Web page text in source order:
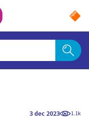
3 dec 2023 1.1k